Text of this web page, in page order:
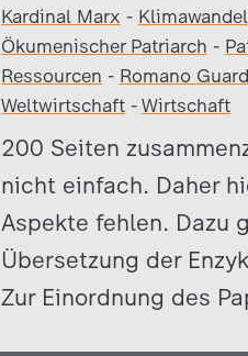
Kardinal Marx - Klimawandel
Ökumenischer Patriarch -
Ressourcen - Romano
Weltwirtschaft - Wirtschaft
200 Seiten
nicht einfach. Daher
Aspekte fehlen. Dazu
Übersetzung der
Zur Einordnung des